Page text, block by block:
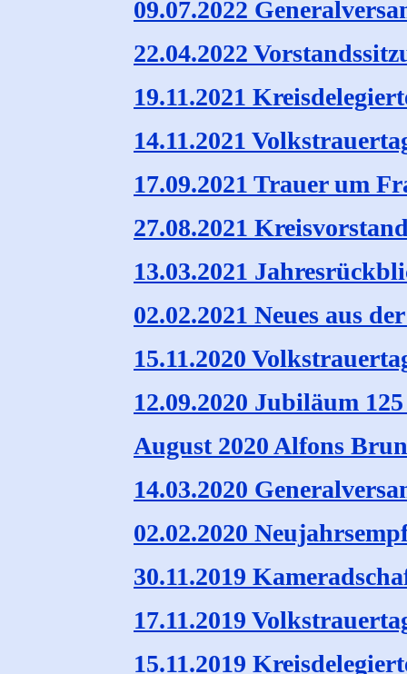
09.07.2022
22.04.2022
19.11.2021
14.11.2021
17.09.2021 Trauer um
27.08.2021
13.03.2021
02.02.2021 Neues aus
15.11.2020
12.09.2020 Jubiläum
August 2020 Alfons
14.03.2020
02.02.2020
30.11.2019
17.11.2019
15.11.2019